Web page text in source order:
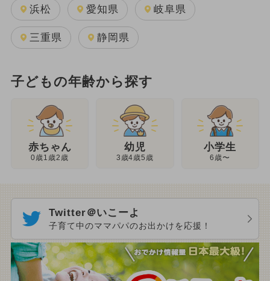
浜松 愛知県 岐阜県
三重県 静岡県
子どもの年齢から探す
赤ちゃん
0歳1歳2歳
幼児
3歳4歳5歳
小学生
6歳〜
Twitter＠いこーよ
子育て中のママパパのお出かけを応援！